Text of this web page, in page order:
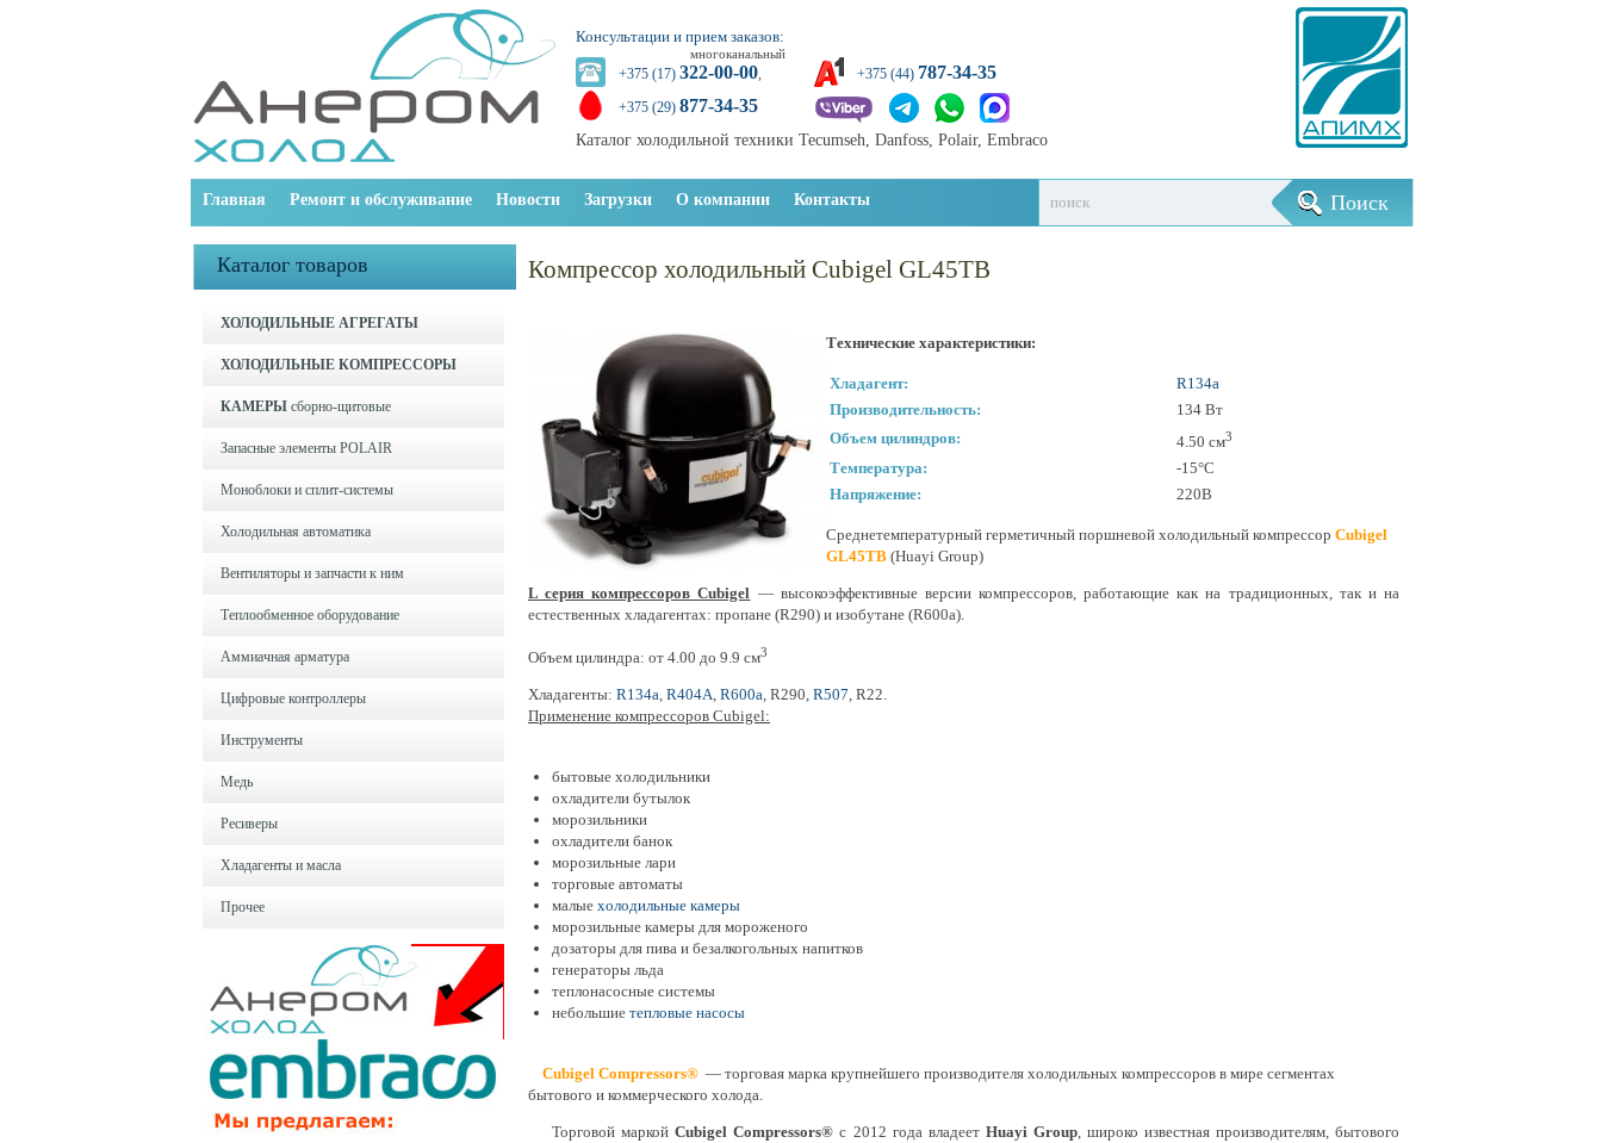
Консультации и прием заказов:
многоканальный
+375 (17) 322-00-00,
+375 (29) 877-34-35
+375 (44) 787-34-35
Каталог холодильной техники Tecumseh, Danfoss, Polair, Embraco
Главная Ремонт и обслуживание Новости Загрузки О компании Контакты
Каталог товаров
ХОЛОДИЛЬНЫЕ АГРЕГАТЫ
ХОЛОДИЛЬНЫЕ КОМПРЕССОРЫ
КАМЕРЫ сборно-щитовые
Запасные элементы POLAIR
Моноблоки и cплит-системы
Холодильная автоматика
Вентиляторы и запчасти к ним
Теплообменное оборудование
Аммиачная арматура
Цифровые контроллеры
Инструменты
Медь
Ресиверы
Хладагенты и масла
Прочее
Компрессор холодильный Cubigel GL45TB
Технические характеристики:
Хладагент:
R134a
Производительность:
134 Вт
Объем цилиндров:
4.50 см3
Температура:
-15°С
Напряжение:
220В
Среднетемпературный герметичный поршневой холодильный компрессор Cubigel
GL45TB (Huayi Group)
L серия компрессоров Cubigel — высокоэффективные версии компрессоров, работающие как на традиционных, так и на
естественных хладагентах: пропане (R290) и изобутане (R600a).
Объем цилиндра: от 4.00 до 9.9 см3
Хладагенты: R134a, R404A, R600a, R290, R507, R22.
Применение компрессоров Cubigel:
бытовые холодильники
охладители бутылок
морозильники
охладители банок
морозильные лари
торговые автоматы
малые холодильные камеры
морозильные камеры для мороженого
дозаторы для пива и безалкогольных напитков
генераторы льда
теплонасосные системы
небольшие тепловые насосы
Cubigel Compressors® — торговая марка крупнейшего производителя холодильных компрессоров в мире сегментах
бытового и коммерческого холода.
Торговой маркойCubigel Compressors®с 2012 года владеет Huayi Group, широко известная производителям, бытового